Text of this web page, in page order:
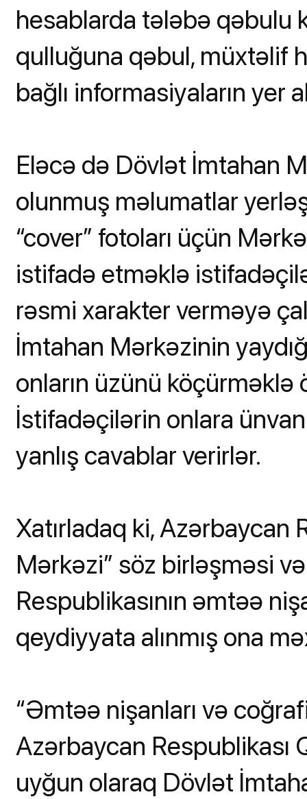
hesablarda tələbə qəbulu
qulluğuna qəbul, müxtəlif
bağlı informasiyaların yer
Eləcə də Dövlət İmtahan
olunmuş məlumatlar
“cover” fotoları üçün
istifadə etməklə
rəsmi xarakter verməyə
İmtahan Mərkəzinin
onların üzünü köçürməklə
İstifadəçilərin onlara
yanlış cavablar verirlər.
Xatırladaq ki, Azərbaycan
Mərkəzi” söz birləşməsi
Respublikasının əmtəə
qeydiyyata alınmış ona
“Əmtəə nişanları və
Azərbaycan
uyğun olaraq Dövlət